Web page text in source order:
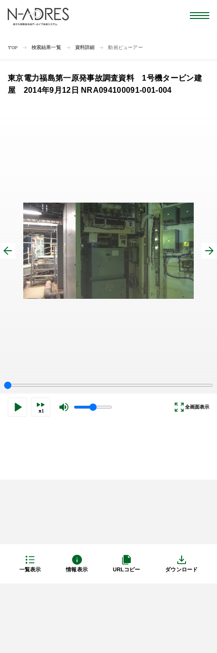
TOP 検索結果一覧 資料詳細 動画ビューアー
一覧表示 情報表示 URLコピー ダウンロード
東京電力福島第一原発事故調査資料 1号機タービン建
屋 2014年9月12日 NRA094100091-001-004
x1
全画面表示